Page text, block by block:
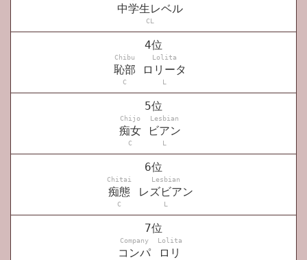
中学生レベル
CL
4位
Chibu Lolita
恥部 ロリータ
C L
5位
Chijo Lesbian
痴女 ビアン
C L
6位
Chitai Lesbian
痴態 レズビアン
C L
7位
Company Lolita
コンパ ロリ